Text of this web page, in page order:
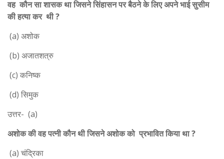
वह कौन सा शासक था जिसने सिंहासन पर बैठने के लिए अपने भाई सुसीम
की हत्या कर थी ?
(a) अशोक
(b) अजातशत्रु
(c) कनिष्क
(d) सिमुक
उत्तर- (a)
अशोक की वह पत्नी कौन थी जिसने अशोक को प्रभावित किया था ?
(a) चंद्रिका